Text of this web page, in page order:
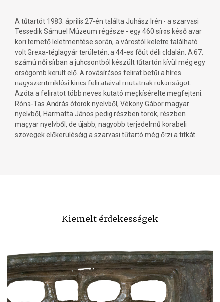
A tűtartót 1983. április 27-én találta Juhász Irén - a szarvasi
Tessedik Sámuel Múzeum régésze - egy 460 síros késő avar
kori temető leletmentése során, a várostól keletre található
volt Grexa-téglagyár területén, a 44-es főút déli oldalán. A 67.
számú női sírban a juhcsontból készült tűtartón kívül még egy
orsógomb került elő. A rovásírásos felirat betűi a híres
nagyszentmiklósi kincs felirataival mutatnak rokonságot.
Azóta a feliratot több neves kutató megkísérelte megfejteni:
Róna-Tas András ótörök nyelvből, Vékony Gábor magyar
nyelvből, Harmatta János pedig részben török, részben
magyar nyelvből, de újabb, nagyobb terjedelmű korabeli
szövegek előkerüléséig a szarvasi tűtartó még őrzi a titkát.
Kiemelt érdekességek